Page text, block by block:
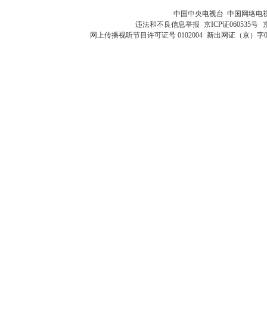
中国中央电视台 中国网络电
违法和不良信息举报 京ICP证060535号
网上传播视听节目许可证号 0102004 新出网证（京）